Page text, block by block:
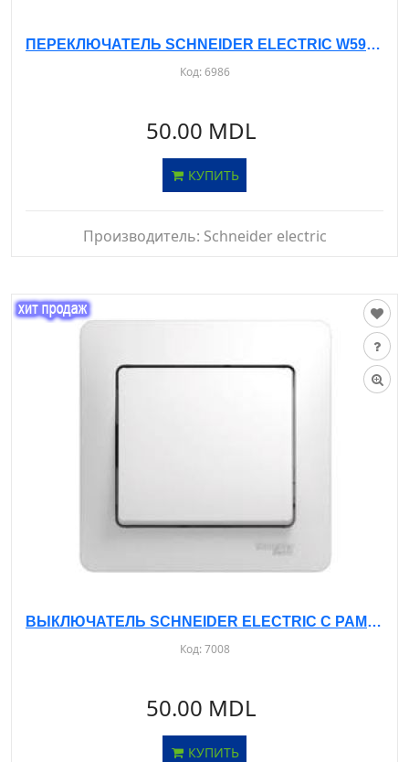
ПЕРЕКЛЮЧАТЕЛЬ SCHNEIDER ELECTRIC W59 VS116-155-1-86 Б/РАМКИ, С/У, 1-КЛ. БЕЛЫЙ - 16А- IP20
Код:6986
50.00 MDL
КУПИТЬ
Производитель: Schneider electric
ВЫКЛЮЧАТЕЛЬ SCHNEIDER ELECTRIC С РАМКОЙ, С/У, 1-КЛ. БЕЛЫЙ - IP20, GSL000112
Код:7008
50.00 MDL
КУПИТЬ